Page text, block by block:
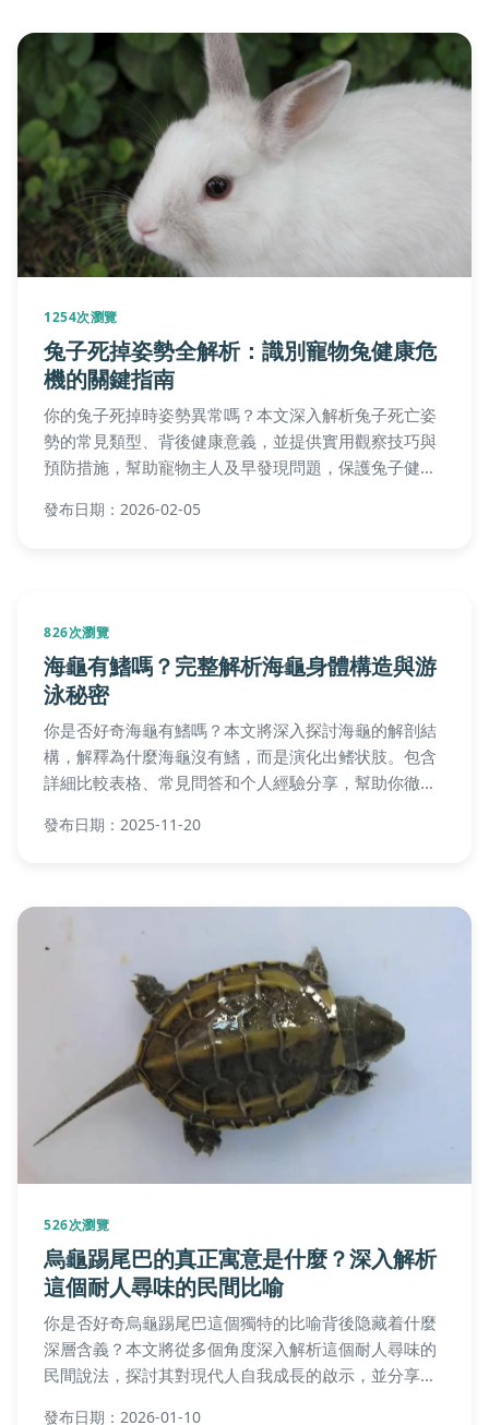
1254次瀏覽
兔子死掉姿勢全解析：識別寵物兔健康危
機的關鍵指南
你的兔子死掉時姿勢異常嗎？本文深入解析兔子死亡姿
勢的常見類型、背後健康意義，並提供實用觀察技巧與
預防措施，幫助寵物主人及早發現問題，保護兔子健
發布日期：2026-02-05
826次瀏覽
海龜有鰭嗎？完整解析海龜身體構造與游
泳秘密
你是否好奇海龜有鰭嗎？本文將深入探討海龜的解剖結
構，解釋為什麼海龜沒有鰭，而是演化出鳍状肢。包含
詳細比較表格、常見問答和个人經驗分享，幫助你徹底
發布日期：2025-11-20
526次瀏覽
烏龜踢尾巴的真正寓意是什麼？深入解析
這個耐人尋味的民間比喻
你是否好奇烏龜踢尾巴這個獨特的比喻背後隐藏着什麼
深層含義？本文將從多個角度深入解析這個耐人尋味的
民間說法，探討其對現代人自我成長的啟示，並分享如
發布日期：2026-01-10